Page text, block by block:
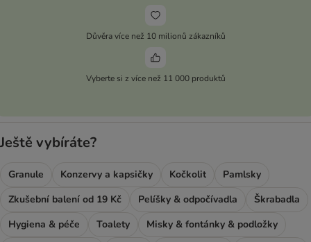
Důvěra více než 10 milionů zákazníků
Vyberte si z více než 11 000 produktů
Ještě vybíráte?
Granule Konzervy a kapsičky Kočkolit
Pamlsky
Zkušební balení od 19 Kč
Pelíšky & odpočívadla
Škrabadla
Hygiena & péče
Toalety
Misky & fontánky & podložky